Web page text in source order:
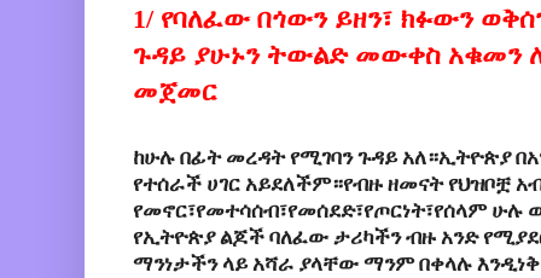
1/ የባለፈው በጎውን ይዘን፣ ክፉውን ወቅሰ
ጉዳይ ያሁኑን ትውልድ መውቀስ አቁመን
መጀመር
ከሁሉ በፊት መረዳት የሚገባን ጉዳይ አለ።ኢትዮጵያ
የተሰራች ሀገር አይደለችም።የብዙ ዘመናት የህዝቦቿ
የመኖር፣የመተሳሰብ፣የመሰደድ፣የጦርነት፣የሰላም ሁሉ
የኢትዮጵያ ልጆች ባለፈው ታሪካችን ብዙ አንድ
ማንነታችን ላይ አሻራ ያላቸው ማንም በቀላሉ